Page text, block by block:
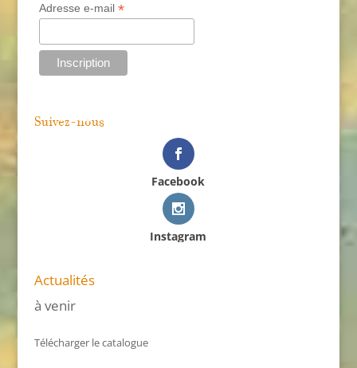
Adresse e-mail *
Suivez-nous
Facebook
Instagram
Actualités
à venir
Télécharger le catalogue